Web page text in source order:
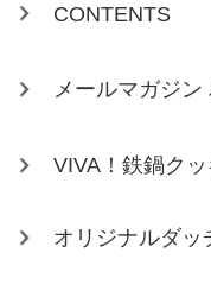
CONTENTS
メールマガジン
VIVA！鉄鍋ク
オリジナルダッ